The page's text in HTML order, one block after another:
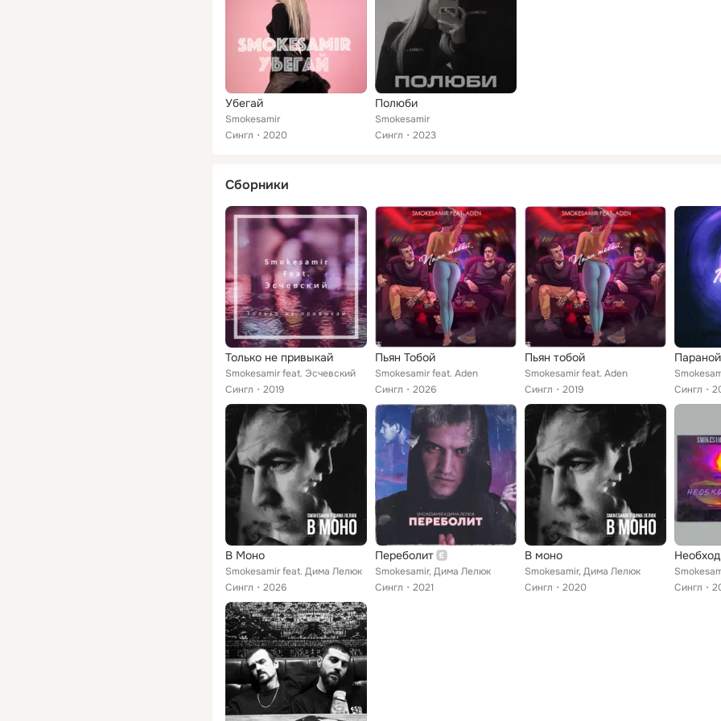
Убегай
Smokesamir
Сингл
2020
Полюби
Smokesamir
Сингл
2023
Сборники
Только не привыкай
Smokesamir feat. Эсчевский
Сингл
2019
Пьян Тобой
Smokesamir feat. Aden
Сингл
2026
Пьян тобой
Smokesamir feat. Aden
Сингл
2019
Сингл
В Моно
Smokesamir feat. Дима Лелюк
Сингл
2026
Переболит
Smokesamir, Дима Лелюк
Сингл
2021
В моно
Smokesamir, Дима Лелюк
Сингл
2020
Сингл